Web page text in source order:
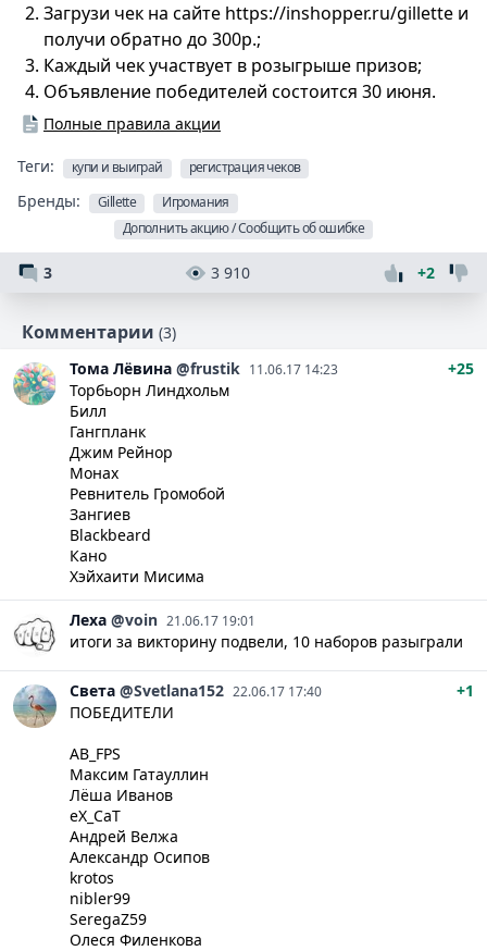
Загрузи чек на сайте https://inshopper.ru/gillette и
получи обратно до 300р.;
Каждый чек участвует в розыгрыше призов;
Объявление победителей состоится 30 июня.
Полные правила акции
Теги: купи и выиграй регистрация чеков
Бренды: Gillette
Игромания
Дополнить акцию / Сообщить об ошибке
3 3 910 +2
Комментарии (3)
Тома Лёвина @frustik 11.06.17 14:23
+25
Торбьорн Линдхольм
Билл
Гангпланк
Джим Рейнор
Монах
Ревнитель Громобой
Зангиев
Blackbeard
Кано
Хэйхаити Мисима
Леха @voin 21.06.17 19:01
итоги за викторину подвели, 10 наборов разыграли
Света @Svetlana152 22.06.17 17:40
+1
ПОБЕДИТЕЛИ
AB_FPS
Максим Гатауллин
Лёша Иванов
eX_CaT
Андрей Велжа
Александр Осипов
krotos
nibler99
SeregaZ59
Олеся Филенкова